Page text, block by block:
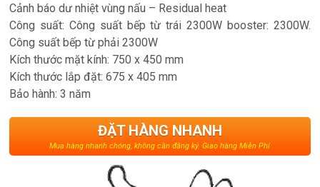
Cảnh báo dư nhiệt vùng nấu – Residual heat
Công suất: Công suất bếp từ trái 2300W booster: 2300W.
Công suất bếp từ phải 2300W
Kích thước mặt kính: 750 x 450 mm
Kích thước lắp đặt: 675 x 405 mm
Bảo hành: 3 năm
ĐẶT HÀNG NHANH
Mua hàng nhanh chóng, không cần đăng ký. Giao hàng Miễn Phí